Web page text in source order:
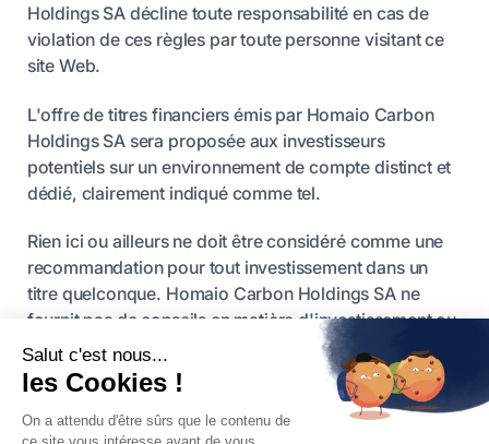
Holdings SA décline toute responsabilité en cas de
violation de ces règles par toute personne visitant ce
site Web.
L'offre de titres financiers émis par Homaio Carbon
Holdings SA sera proposée aux investisseurs
potentiels sur un environnement de compte distinct et
dédié, clairement indiqué comme tel.
Rien ici ou ailleurs ne doit être considéré comme une
recommandation pour tout investissement dans un
titre quelconque. Homaio Carbon Holdings SA ne
fournit pas de conseils en matière d'investissement ou
de financement.
Les performances financières historiques des EUA ne
sont pas indicatives des rendements futurs. Les